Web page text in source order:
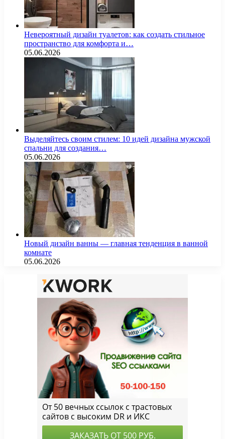
Невероятный дизайн туалетов: как создать стильное
пространство для комфорта и…
05.06.2026
Выделяйтесь своим стилем: 10 идей дизайна мужской
спальни для создания…
05.06.2026
Новый дизайн ванны — главная тенденция в ванной
комнате
05.06.2026